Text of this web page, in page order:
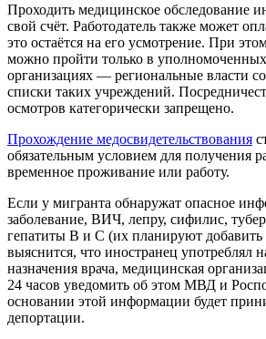
Проходить медицинское обследование
свой счёт. Работодатель также может
это остаётся на его усмотрение. При
можно пройти только в
организациях — региональные власти
списки таких учреждений.
осмотров категорически запрещено.
Прохождение медосвидетельствования
обязательным условием для получения
временное проживание или работу.
Если у мигранта обнаружат опасное
заболевание, ВИЧ, лепру, сифилис,
гепатиты B и C (их планируют добавить
выяснится, что иностранец употреблял
назначения врача, медицинская
24 часов уведомить об этом МВД и
основании этой информации будет
депортации.